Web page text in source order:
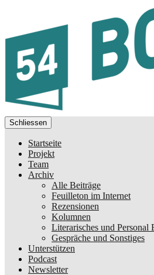
Schliessen
Startseite
Projekt
Team
Archiv
Alle Beiträge
Feuilleton im Internet
Rezensionen
Kolumnen
Literarisches und Personal
Gespräche und Sonstiges
Unterstützen
Podcast
Newsletter